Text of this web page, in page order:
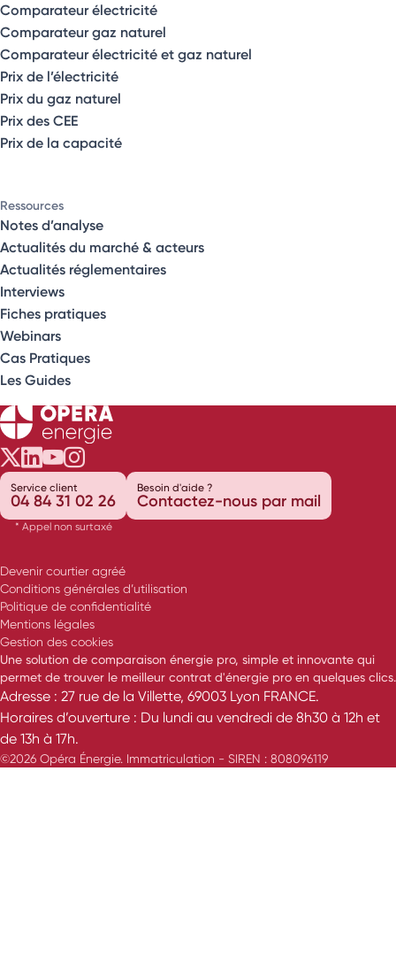
Comparateur électricité
Comparateur gaz naturel
Comparateur électricité et gaz naturel
Prix de l’électricité
Prix du gaz naturel
Prix des CEE
Prix de la capacité
Ressources
Notes d’analyse
Actualités du marché & acteurs
Actualités réglementaires
Interviews
Fiches pratiques
Webinars
Cas Pratiques
Les Guides
Opéra Énergie sur Twitter
Opéra Énergie sur LinkedIn
Opéra Énergie sur Youtube
Opéra Énergie sur Instagram
Service client
04 84 31 02 26
* Appel non surtaxé
Besoin d'aide ?
Contactez-nous par mail
Devenir courtier agréé
Conditions générales d’utilisation
Politique de confidentialité
Mentions légales
Gestion des cookies
Une solution de comparaison énergie pro, simple et innovante qui
permet de trouver le meilleur contrat d'énergie pro en quelques clics.
Adresse : 27 rue de la Villette, 69003 Lyon FRANCE.
Horaires d’ouverture : Du lundi au vendredi de 8h30 à 12h et
de 13h à 17h.
©2026 Opéra Énergie. Immatriculation - SIREN : 808096119